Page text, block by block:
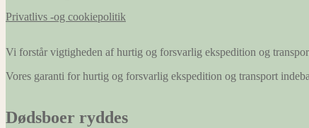
Privatlivs -og cookiepolitik
Vi forstår vigtigheden af hurtig og forsvarlig ekspedition og
Vores garanti for hurtig og forsvarlig ekspedition og transport
Dødsboer ryddes